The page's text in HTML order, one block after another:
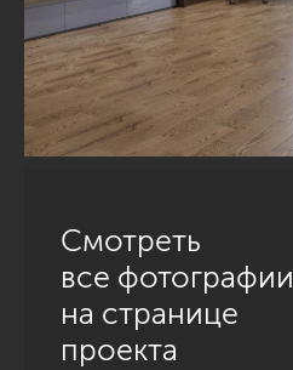
Смотреть
все фотографии
на странице
проекта